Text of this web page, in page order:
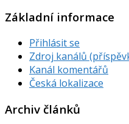
Základní informace
Přihlásit se
Zdroj kanálů
Kanál komentářů
Česká lokalizace
Archiv článků